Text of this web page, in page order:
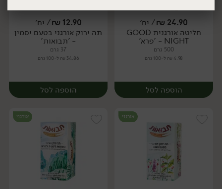
יח׳ יח׳
24.90
₪/ יח׳
חליטה אורגנית GOOD
NIGHT - 'פרא'
500 גרם
4.98 ₪ ל-100 גרם
הוספה לסל
12.90
₪/ יח׳
תה ירוק אורגני בטעם יסמין
- 'תבואות'
37 גרם
34.86 ₪ ל-100 גרם
הוספה לסל
אורגני אורגני
יח׳ יח׳